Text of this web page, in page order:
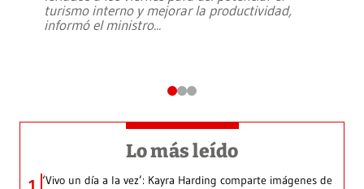
turismo interno y mejorar la productividad,
informó el ministro...
Lo más leído
‘Vivo un día a la vez’: Kayra Harding comparte imágenes de